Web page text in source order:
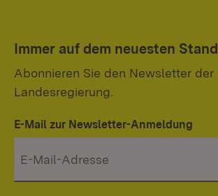
Immer auf dem neuesten Stand
Abonnieren Sie den Newsletter der
Landesregierung.
E-Mail zur Newsletter-Anmeldung